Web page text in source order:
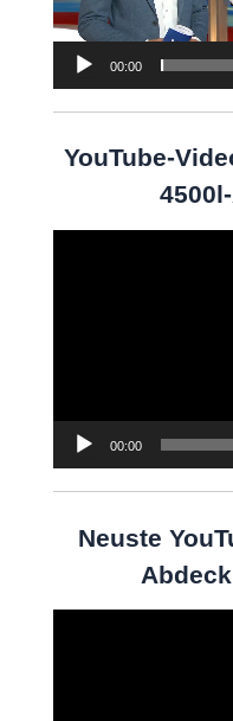
00:00
YouTube-
00:00
Neuste